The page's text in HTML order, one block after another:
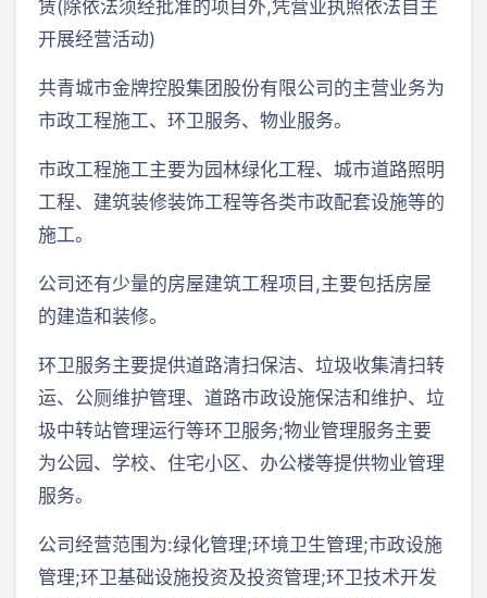
赁(除依法须经批准的项目外,凭营业执照依法自主
开展经营活动)
共青城市金牌控股集团股份有限公司的主营业务为
市政工程施工、环卫服务、物业服务。
市政工程施工主要为园林绿化工程、城市道路照明
工程、建筑装修装饰工程等各类市政配套设施等的
施工。
公司还有少量的房屋建筑工程项目,主要包括房屋
的建造和装修。
环卫服务主要提供道路清扫保洁、垃圾收集清扫转
运、公厕维护管理、道路市政设施保洁和维护、垃
圾中转站管理运行等环卫服务;物业管理服务主要
为公园、学校、住宅小区、办公楼等提供物业管理
服务。
公司经营范围为:绿化管理;环境卫生管理;市政设施
管理;环卫基础设施投资及投资管理;环卫技术开发